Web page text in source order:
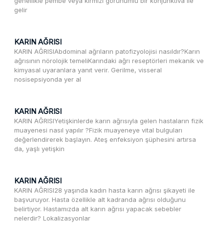
gelir
KARIN AĞRISI
KARIN AĞRISIAbdominal ağrıların patofizyolojisi nasıldır?Karın
ağrısının nörolojik temeliKarındaki ağrı reseptörleri mekanik ve
kimyasal uyaranlara yanıt verir. Gerilme, visseral
nosisepsiyonda yer al
KARIN AĞRISI
KARIN AĞRISIYetişkinlerde karın ağrısıyla gelen hastaların fizik
muayenesi nasıl yapılır ?Fizik muayeneye vital bulguları
değerlendirerek başlayın. Ateş enfeksiyon şüphesini artırsa
da, yaşlı yetişkin
KARIN AĞRISI
KARIN AĞRISI28 yaşında kadın hasta karın ağrısı şikayeti ile
başvuruyor. Hasta özellikle alt kadranda ağrısı olduğunu
belirtiyor. Hastamızda alt karın ağrısı yapacak sebebler
nelerdir? Lokalizasyonlar